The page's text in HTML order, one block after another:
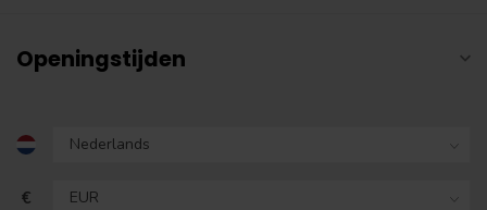
Openingstijden
€